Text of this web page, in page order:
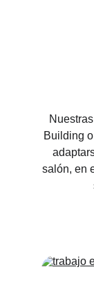
Building
salón, en